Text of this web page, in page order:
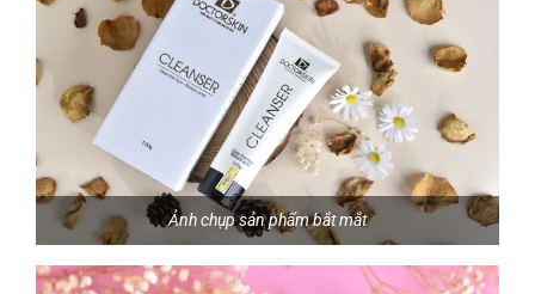
Ảnh chụp sản phẩm bắt mắt